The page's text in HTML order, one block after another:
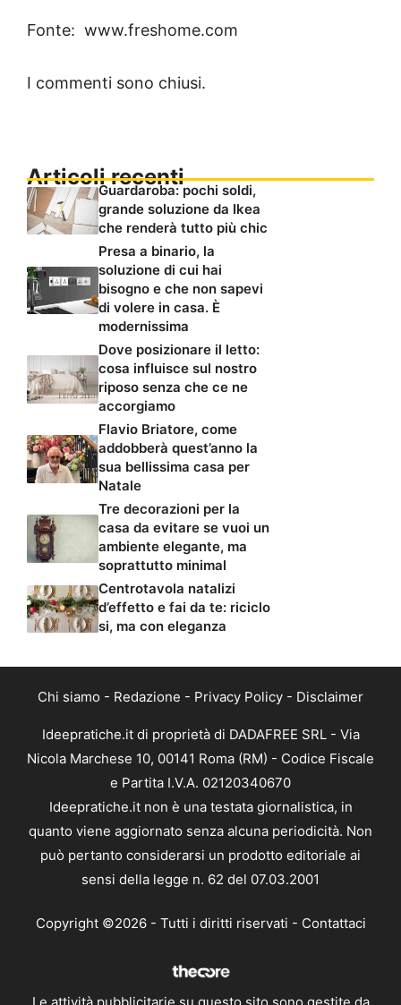
Fonte: www.freshome.com
I commenti sono chiusi.
Articoli recenti
Guardaroba: pochi soldi,
grande soluzione da Ikea
che renderà tutto più chic
Presa a binario, la
soluzione di cui hai
bisogno e che non sapevi
di volere in casa. È
modernissima
Dove posizionare il letto:
cosa influisce sul nostro
riposo senza che ce ne
accorgiamo
Flavio Briatore, come
addobberà quest’anno la
sua bellissima casa per
Natale
Tre decorazioni per la
casa da evitare se vuoi un
ambiente elegante, ma
soprattutto minimal
Centrotavola natalizi
d’effetto e fai da te: riciclo
si, ma con eleganza
Chi siamo - Redazione - Privacy Policy - Disclaimer
Ideepratiche.it di proprietà di DADAFREE SRL - Via
Nicola Marchese 10, 00141 Roma (RM) - Codice Fiscale
e Partita I.V.A. 02120340670
Ideepratiche.it non è una testata giornalistica, in
quanto viene aggiornato senza alcuna periodicità. Non
può pertanto considerarsi un prodotto editoriale ai
sensi della legge n. 62 del 07.03.2001
Copyright ©2026 - Tutti i diritti riservati - Contattaci